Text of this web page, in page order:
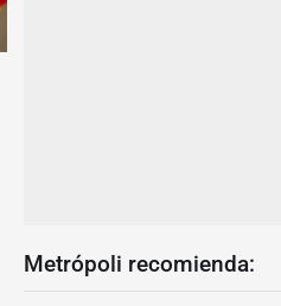
Metrópoli recomienda: